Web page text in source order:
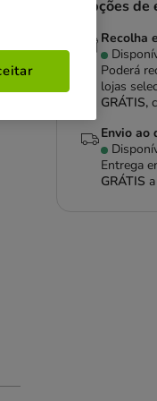
Opções de
Recolha
Poderá
lojas
GRÁTIS,
Envio ao
Entrega
GRÁTIS